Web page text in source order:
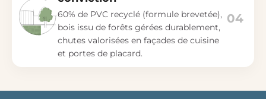
60% de PVC recyclé (formule brevetée),
bois issu de forêts gérées durablement,
chutes valorisées en façades de cuisine
et portes de placard.
04